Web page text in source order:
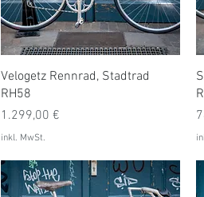
Schnellansicht
Velogetz Rennrad, Stadtrad
RH58
Preis
1.299,00 €
inkl. MwSt.